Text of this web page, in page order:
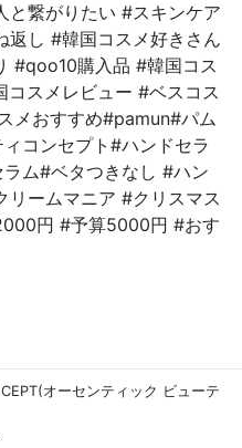
と繋がりたい #スキンケア
返し #韓国コスメ好きさん
#qoo10購入品 #韓国コス
スメレビュー #ベスコス
メおすすめ#pamun#パム
コンセプト#ハンドセラ
ム#ベタつきなし #ハン
リームマニア #クリスマス
円 #予算5000円 #おす
オーセンティック ビューテ